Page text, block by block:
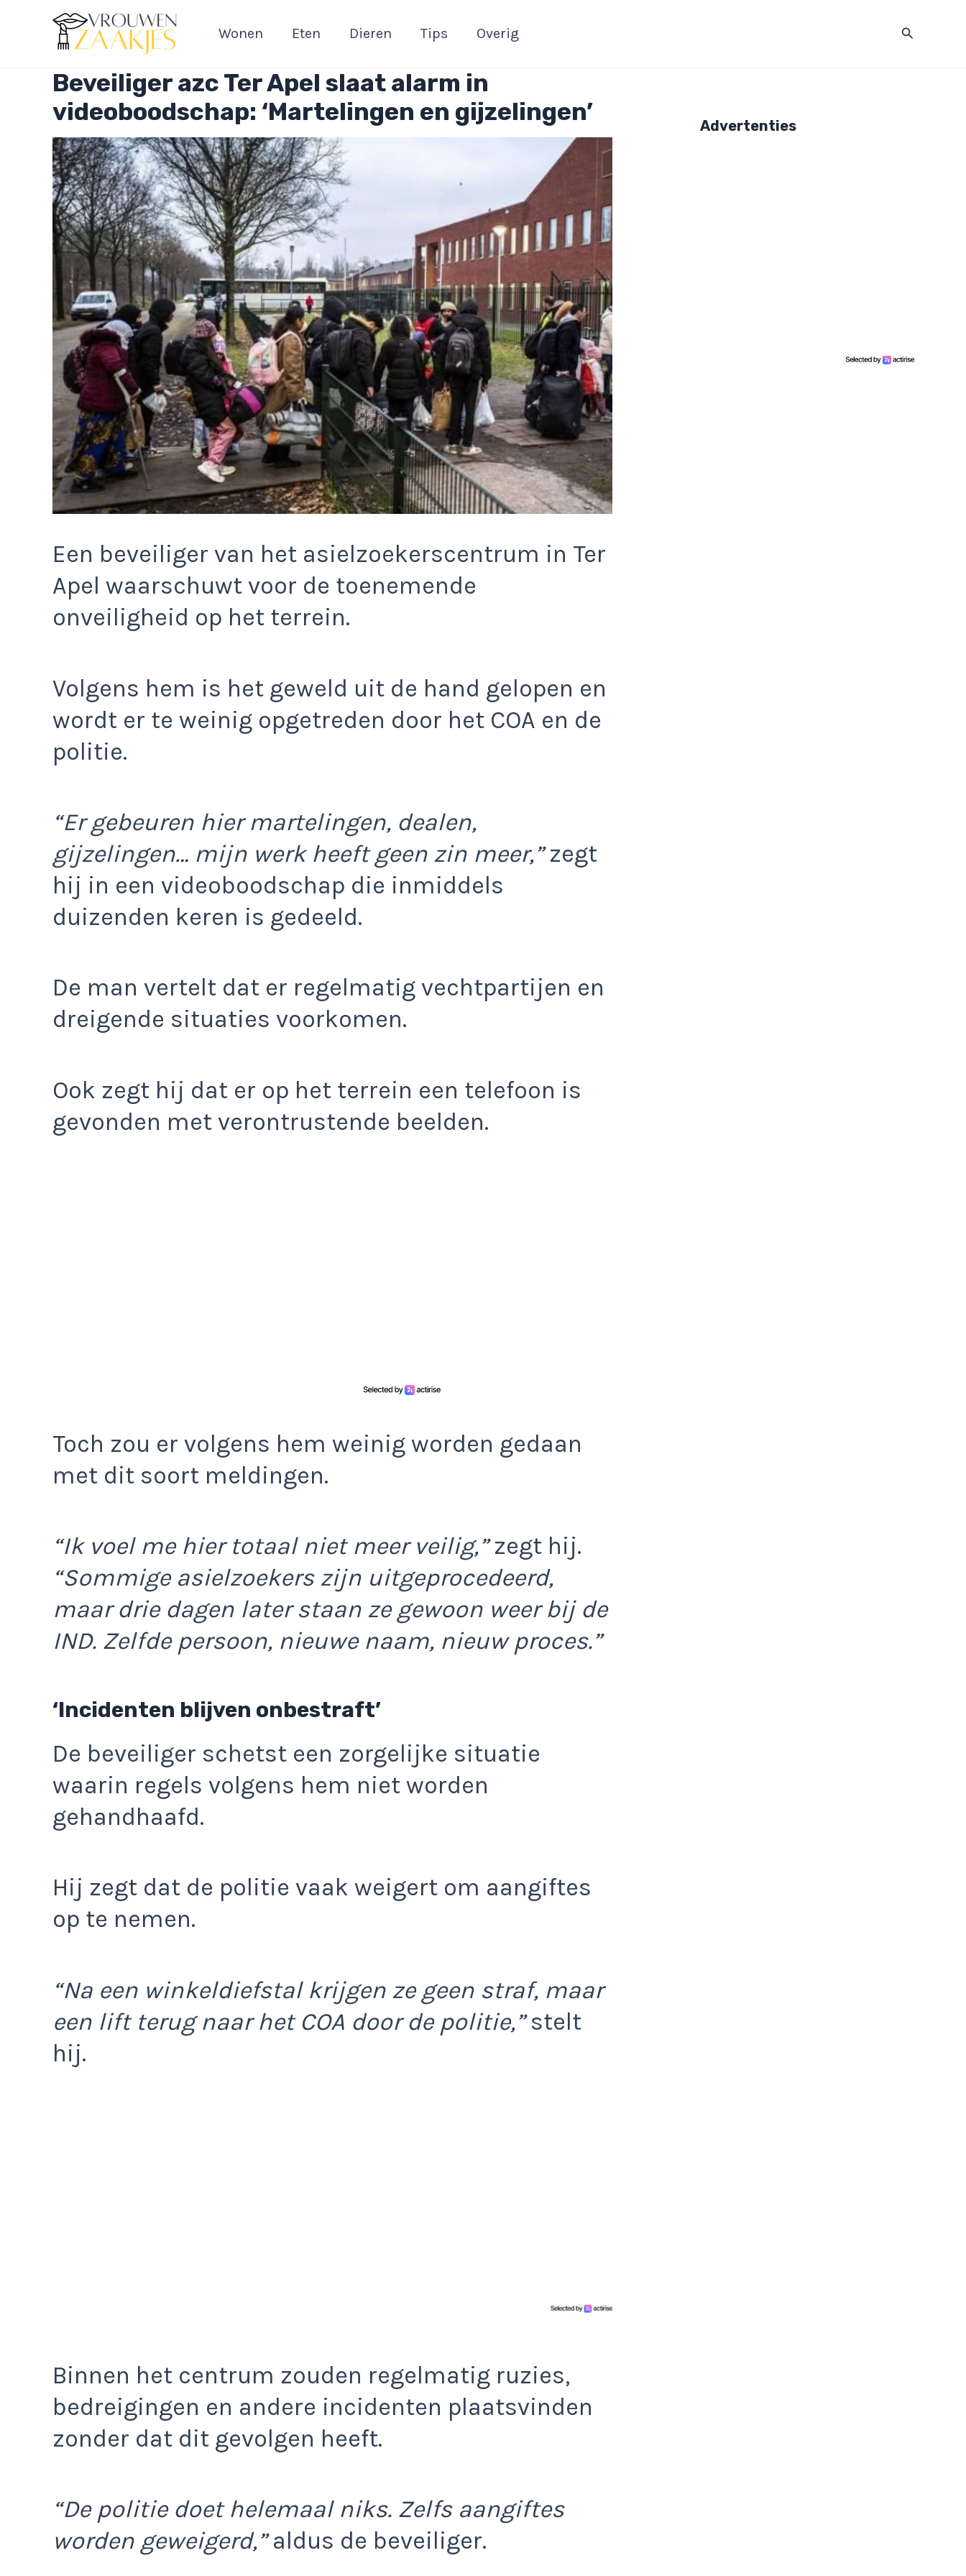
Wonen Eten Dieren Tips Overig Zoeken
Beveiliger azc Ter Apel slaat alarm in
videoboodschap: ‘Martelingen en gijzelingen’
Een beveiliger van het asielzoekerscentrum in Ter
Apel waarschuwt voor de toenemende
onveiligheid op het terrein.
Volgens hem is het geweld uit de hand gelopen en
wordt er te weinig opgetreden door het COA en de
politie.
“Er gebeuren hier martelingen, dealen,
gijzelingen… mijn werk heeft geen zin meer,”zegt
hij in een videoboodschap die inmiddels
duizenden keren is gedeeld.
De man vertelt dat er regelmatig vechtpartijen en
dreigende situaties voorkomen.
Ook zegt hij dat er op het terrein een telefoon is
gevonden met verontrustende beelden.
Toch zou er volgens hem weinig worden gedaan
met dit soort meldingen.
“Ik voel me hier totaal niet meer veilig,”zegt hij.
“Sommige asielzoekers zijn uitgeprocedeerd,
maar drie dagen later staan ze gewoon weer bij de
IND. Zelfde persoon, nieuwe naam, nieuw proces.”
‘Incidenten blijven onbestraft’
De beveiliger schetst een zorgelijke situatie
waarin regels volgens hem niet worden
gehandhaafd.
Hij zegt dat de politie vaak weigert om aangiftes
op te nemen.
“Na een winkeldiefstal krijgen ze geen straf, maar
een lift terug naar het COA door de politie,”stelt
hij.
Binnen het centrum zouden regelmatig ruzies,
bedreigingen en andere incidenten plaatsvinden
zonder dat dit gevolgen heeft.
“De politie doet helemaal niks. Zelfs aangiftes
worden geweigerd,”aldus de beveiliger.
Advertenties